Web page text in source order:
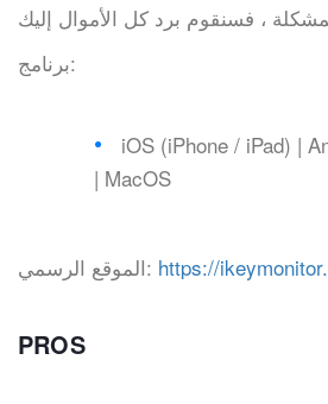
برنامج:
iOS (iPhone / iPad) |
| MacOS
الموقع الرسمي: https://
PROS